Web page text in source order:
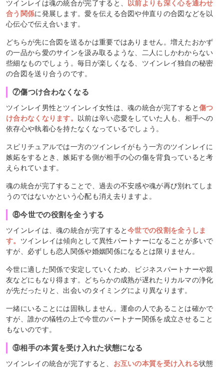
ツインレイは魂の統合が完了すると、 以前よりも深く心を通わせ
合う関係に発展します。愛を伝える合図や仲直りの合図などを以
心伝心で伝え合います。
どちらが先に合図を送るかは重要ではありません。増えたおかず
の一品から愛のサインを汲み取るような、二人にしかわからない
些細なものでしょう。毎日が楽しくなる、ツインレイ独自の秘密
の合図を送り合うのです。
⑦傷つけ合わなくなる
ツインレイ男性とツインレイ女性は、魂の統合が完了すると傷つ
け合わなくなります。 以前は辛い恋愛をしていた人も、相手への
依存心や執着心を持たなくなっているでしょう。
スピリチュアルでは一方のツインレイがもう一方のツインレイに
嫉妬をするとき、嫉妬する側が相手の心の傷を背負っていると考
えられています。
魂の統合が完了することで、過去の不安感や魂が再び別れてしま
うのではないかという心配も消え去りますよ。
⑧今世での役割を全うする
ツインレイは、魂の統合が完了すると今世での役割を全うしま
す。 ツインレイは傾向として異性パートナーになることが多いで
すが、必ずしも恋人関係や婚姻関係になるとは限りません。
今世に適した関係で安定していくため、ビジネスパートナーや親
友などにもなり得ます。どちらかの成熟が遅れたりカルマの浄化
が先だったりと、出会いのタイミングにより異なります。
一緒にいることには固執しません。運命の人であることは確かで
すが、誰かの犠牲の上で今世のパートナー関係を成立させること
もないのです。
⑨相手の本質を受け入れた状態になる
ツインレイの統合が完了すると、 お互いの本質を受け入れる状態